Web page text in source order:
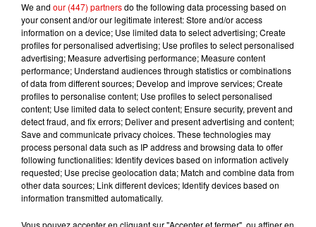
TITRES DIFFUSÉS
18h56
18h56
DAVID GUETTA FEAT.
USHER
Without You
18h53
18h53
ZAZIE
Peu Importe
18h50
18h50
NAIKA
One Track Mind
We and our (447) partnersdo the following data processing based on
your consent and/or our legitimate interest: Store and/or access
information on a device; Use limited data to select advertising; Create
profiles for personalised advertising; Use profiles to select personalised
advertising; Measure advertising performance; Measure content
performance; Understand audiences through statistics or combinations
of data from different sources; Develop and improve services; Create
profiles to personalise content; Use profiles to select personalised
content; Use limited data to select content; Ensure security, prevent and
detect fraud, and fix errors; Deliver and present advertising and content;
Save and communicate privacy choices. These technologies may
process personal data such as IP address and browsing data to offer
following functionalities: Identify devices based on information actively
requested; Use precise geolocation data; Match and combine data from
other data sources; Link different devices; Identify devices based on
information transmitted automatically.
Vous pouvez accepter en cliquant sur "Accepter et fermer", ou affiner en